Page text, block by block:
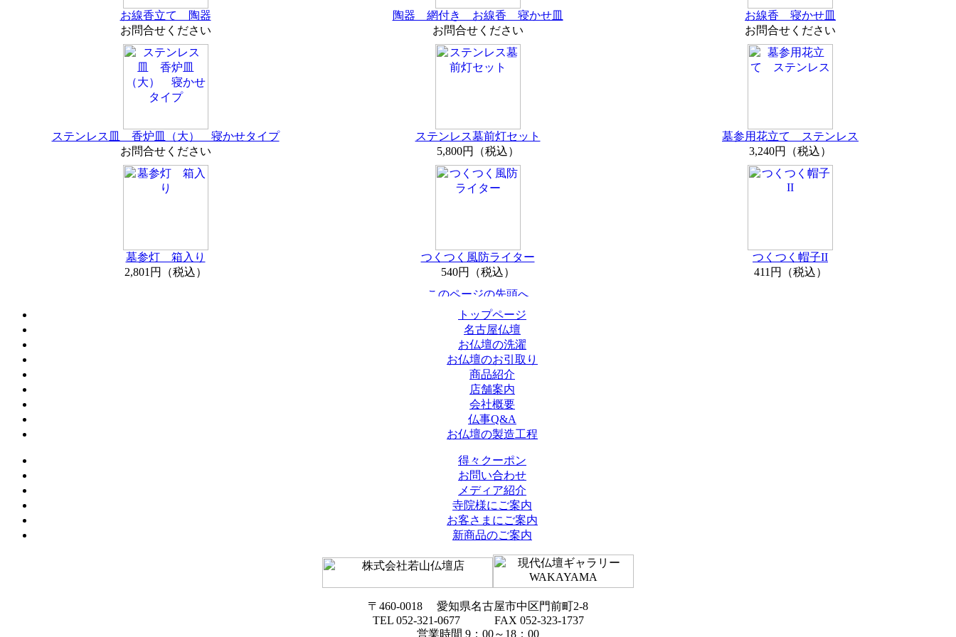
お線香立て 陶器
お問合せください
陶器 網付き お線香 寝かせ皿
お問合せください
お線香 寝かせ皿
お問合せください
ステンレス皿 香炉皿（大） 寝かせタイプ
お問合せください
ステンレス墓前灯セット
5,800円（税込）
墓参用花立て ステンレス
3,240円（税込）
墓参灯 箱入り
2,801円（税込）
つくつく風防ライター
540円（税込）
つくつく帽子II
411円（税込）
トップページ
名古屋仏壇
お仏壇の洗濯
お仏壇のお引取り
商品紹介
店舗案内
会社概要
仏事Q&A
お仏壇の製造工程
得々クーポン
お問い合わせ
メディア紹介
寺院様にご案内
お客さまにご案内
新商品のご案内
〒460-0018 愛知県名古屋市中区門前町2-8
TEL 052-321-0677 FAX 052-323-1737
営業時間 9：00～18：00